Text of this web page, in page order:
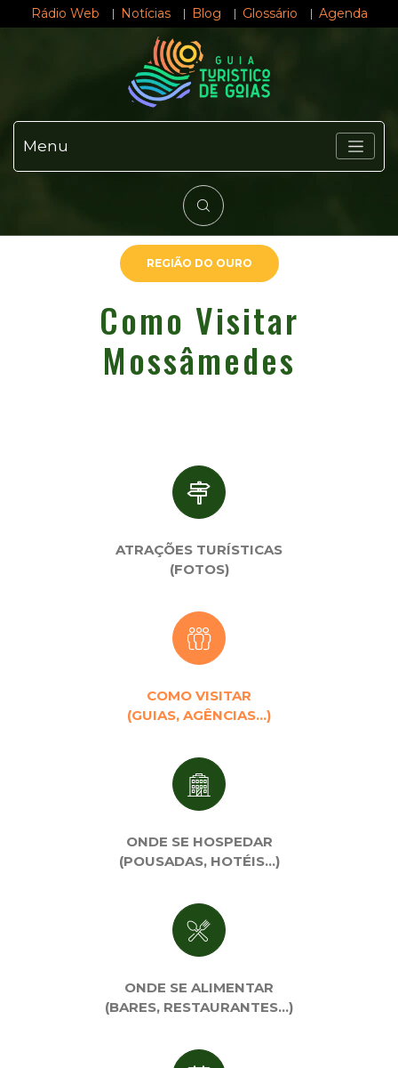
Rádio Web Notícias Blog Glossário Agenda
Menu
REGIÃO DO OURO
Como Visitar
Mossâmedes
ATRAÇÕES TURÍSTICAS
(FOTOS)
COMO VISITAR
(GUIAS, AGÊNCIAS…)
ONDE SE HOSPEDAR
(POUSADAS, HOTÉIS…)
ONDE SE ALIMENTAR
(BARES, RESTAURANTES…)